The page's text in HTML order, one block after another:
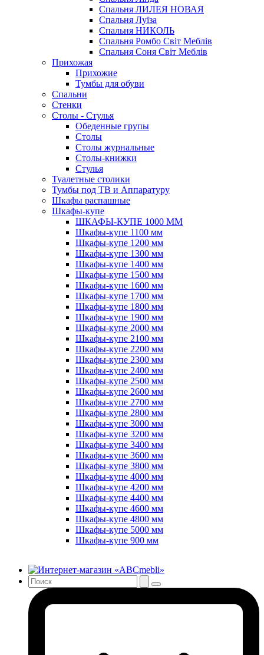
Спальня ЛИЛЕЯ НОВАЯ
Спальня Луїза
Спальня НИКОЛЬ
Спальня Ромбо Світ Меблів
Спальня Соня Світ Меблів
Прихожая
Прихожие
Тумбы для обуви
Спальни
Стенки
Столы - Стулья
Обеденные групы
Столы
Столы журнальные
Столы-книжки
Стулья
Туалетные столики
Тумбы под ТВ и Аппаратуру
Шкафы распашные
Шкафы-купе
ШКАФЫ-КУПЕ 1000 ММ
Шкафы-купе 1100 мм
Шкафы-купе 1200 мм
Шкафы-купе 1300 мм
Шкафы-купе 1400 мм
Шкафы-купе 1500 мм
Шкафы-купе 1600 мм
Шкафы-купе 1700 мм
Шкафы-купе 1800 мм
Шкафы-купе 1900 мм
Шкафы-купе 2000 мм
Шкафы-купе 2100 мм
Шкафы-купе 2200 мм
Шкафы-купе 2300 мм
Шкафы-купе 2400 мм
Шкафы-купе 2500 мм
Шкафы-купе 2600 мм
Шкафы-купе 2700 мм
Шкафы-купе 2800 мм
Шкафы-купе 3000 мм
Шкафы-купе 3200 мм
Шкафы-купе 3400 мм
Шкафы-купе 3600 мм
Шкафы-купе 3800 мм
Шкафы-купе 4000 мм
Шкафы-купе 4200 мм
Шкафы-купе 4400 мм
Шкафы-купе 4600 мм
Шкафы-купе 4800 мм
Шкафы-купе 5000 мм
Шкафы-купе 900 мм